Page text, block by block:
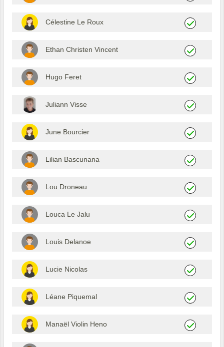
Célestine Le Roux
Ethan Christen Vincent
Hugo Feret
Juliann Visse
June Bourcier
Lilian Bascunana
Lou Droneau
Louca Le Jalu
Louis Delanoe
Lucie Nicolas
Léane Piquemal
Manaël Violin Heno